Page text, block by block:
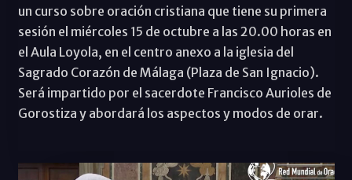
un curso sobre oración cristiana que tiene su primera
sesión el miércoles 15 de octubre a las 20.00 horas en
el Aula Loyola, en el centro anexo a la iglesia del
Sagrado Corazón de Málaga (Plaza de San Ignacio).
Será impartido por el sacerdote Francisco Aurioles de
Gorostiza y abordará los aspectos y modos de orar.